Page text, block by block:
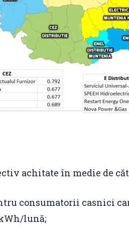
achitate în medie de
consumatorii casnici
lună;